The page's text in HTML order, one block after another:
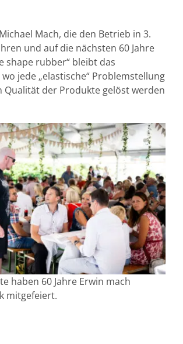
Mach, die den Betrieb in 3.
und auf die nächsten 60 Jahre
shape rubber“ bleibt das
jede „elastische“ Problemstellung
Qualität der Produkte gelöst werden
haben 60 Jahre Erwin mach
mitgefeiert.